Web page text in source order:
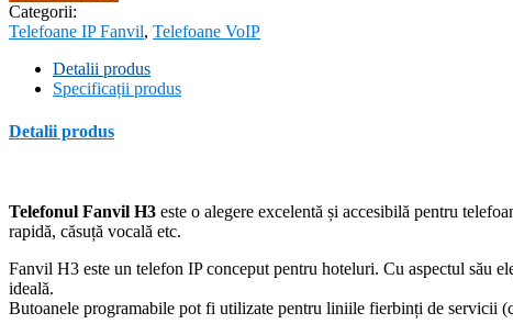
Categorii:
Telefoane IP Fanvil, Telefoane VoIP
Detalii produs
Specificații produs
Detalii produs
Telefonul Fanvil H3 este o alegere excelentă și accesibilă pentru
rapidă, căsuță vocală etc.
Fanvil H3 este un telefon IP conceput pentru hoteluri. Cu aspectul său
ideală.
Butoanele programabile pot fi utilizate pentru liniile fierbinți de servicii